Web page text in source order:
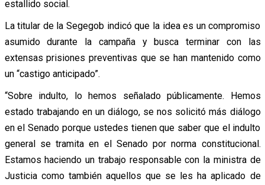
estallido social.
La titular de la Segegob indicó que la idea es un compromiso
asumido durante la campaña y busca terminar con las
extensas prisiones preventivas que se han mantenido como
un “castigo anticipado”.
“Sobre indulto, lo hemos señalado públicamente. Hemos
estado trabajando en un diálogo, se nos solicitó más diálogo
en el Senado porque ustedes tienen que saber que el indulto
general se tramita en el Senado por norma constitucional.
Estamos haciendo un trabajo responsable con la ministra de
Justicia como también aquellos que se les ha aplicado de